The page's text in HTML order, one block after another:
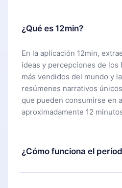
¿Qué es 12min?
En la aplicación 12min,
ideas y percepciones de
más vendidos del mundo y
resúmenes narrativos
que pueden consumirse en
aproximadamente 12
¿Cómo funciona el
Puedes descargar nuestra